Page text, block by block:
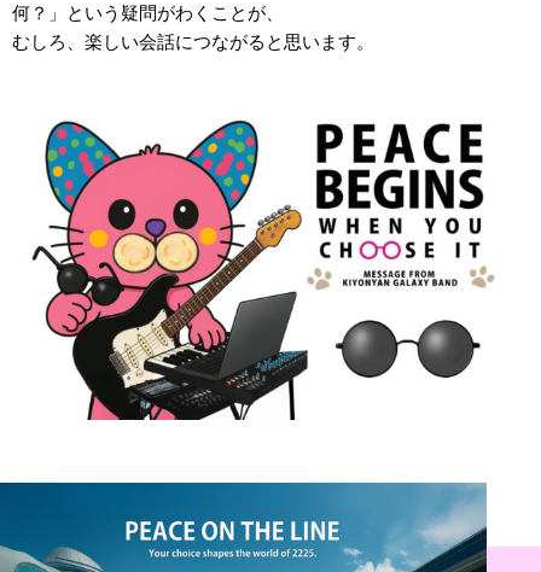
何？」という疑問がわくことが、
むしろ、楽しい会話につながると思います。